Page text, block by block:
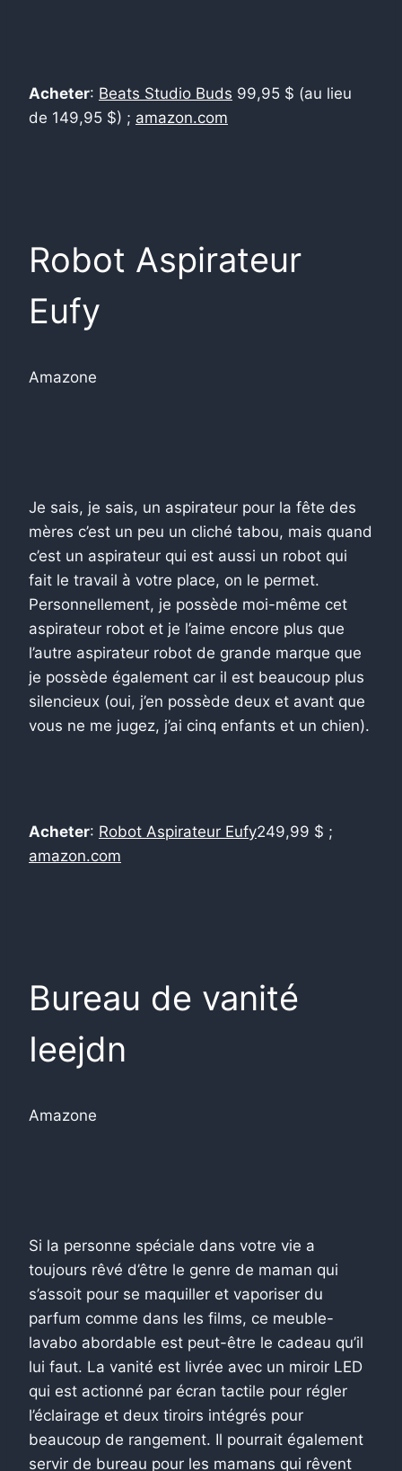
Acheter: Beats Studio Buds 99,95 $ (au lieu
de 149,95 $) ; amazon.com
Robot Aspirateur
Eufy
Amazone
Je sais, je sais, un aspirateur pour la fête des
mères c’est un peu un cliché tabou, mais quand
c’est un aspirateur qui est aussi un robot qui
fait le travail à votre place, on le permet.
Personnellement, je possède moi-même cet
aspirateur robot et je l’aime encore plus que
l’autre aspirateur robot de grande marque que
je possède également car il est beaucoup plus
silencieux (oui, j’en possède deux et avant que
vous ne me jugez, j’ai cinq enfants et un chien).
Acheter: Robot Aspirateur Eufy249,99 $ ;
amazon.com
Bureau de vanité
Ieejdn
Amazone
Si la personne spéciale dans votre vie a
toujours rêvé d’être le genre de maman qui
s’assoit pour se maquiller et vaporiser du
parfum comme dans les films, ce meuble-
lavabo abordable est peut-être le cadeau qu’il
lui faut. La vanité est livrée avec un miroir LED
qui est actionné par écran tactile pour régler
l’éclairage et deux tiroirs intégrés pour
beaucoup de rangement. Il pourrait également
servir de bureau pour les mamans qui rêvent